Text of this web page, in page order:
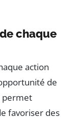
chaque
action
de
permet
favoriser des